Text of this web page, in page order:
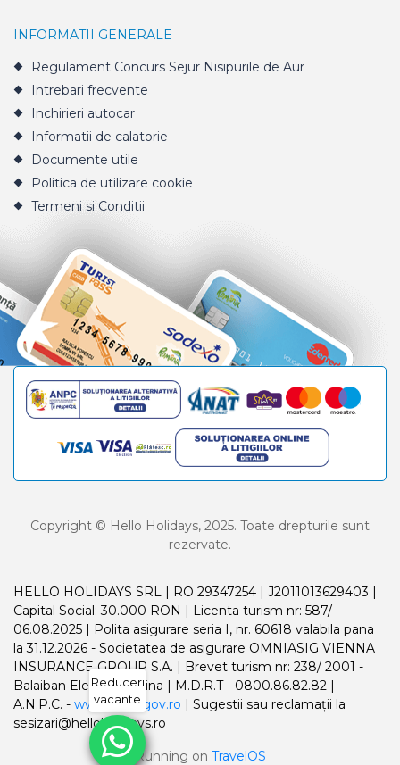
INFORMATII GENERALE
Regulament Concurs Sejur Nisipurile de Aur
Intrebari frecvente
Inchirieri autocar
Informatii de calatorie
Documente utile
Politica de utilizare cookie
Termeni si Conditii
Copyright © Hello Holidays, 2025. Toate drepturile sunt
rezervate.
HELLO HOLIDAYS SRL | RO 29347254 | J2011013629403 |
Capital Social: 30.000 RON | Licenta turism nr: 587/
06.08.2025 | Polita asigurare seria I, nr. 60618 valabila pana
la 31.12.2026 - Societatea de asigurare OMNIASIG VIENNA
INSURANCE GROUP S.A. | Brevet turism nr: 238/ 2001 -
Balaiban Elena Madalina | M.D.R.T - 0800.86.82.82 |
A.N.P.C. - www.anpc.gov.ro | Sugestii sau reclamații la
sesizari@helloholidays.ro
Running on TravelOS
Reduceri
vacante